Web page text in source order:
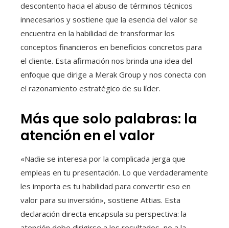
descontento hacia el abuso de términos técnicos
innecesarios y sostiene que la esencia del valor se
encuentra en la habilidad de transformar los
conceptos financieros en beneficios concretos para
el cliente. Esta afirmación nos brinda una idea del
enfoque que dirige a Merak Group y nos conecta con
el razonamiento estratégico de su líder.
Más que solo palabras: la
atención en el valor
«Nadie se interesa por la complicada jerga que
empleas en tu presentación. Lo que verdaderamente
les importa es tu habilidad para convertir eso en
valor para su inversión», sostiene Attias. Esta
declaración directa encapsula su perspectiva: la